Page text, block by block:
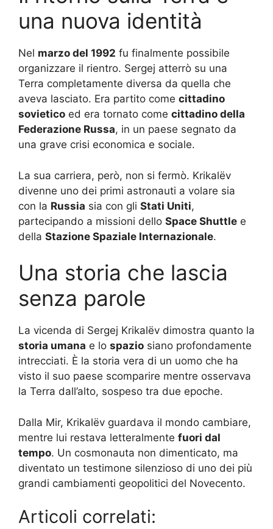
una nuova identità
Nel marzo del 1992 fu finalmente possibile
organizzare il rientro. Sergej atterrò su una
Terra completamente diversa da quella che
aveva lasciato. Era partito come cittadino
sovietico ed era tornato come cittadino della
Federazione Russa, in un paese segnato da
una grave crisi economica e sociale.
La sua carriera, però, non si fermò. Krikalëv
divenne uno dei primi astronauti a volare sia
con la Russia sia con gli Stati Uniti,
partecipando a missioni dello Space Shuttle e
della Stazione Spaziale Internazionale.
Una storia che lascia
senza parole
La vicenda di Sergej Krikalëv dimostra quanto la
storia umana e lo spazio siano profondamente
intrecciati. È la storia vera di un uomo che ha
visto il suo paese scomparire mentre osservava
la Terra dall’alto, sospeso tra due epoche.
Dalla Mir, Krikalëv guardava il mondo cambiare,
mentre lui restava letteralmente fuori dal
tempo. Un cosmonauta non dimenticato, ma
diventato un testimone silenzioso di uno dei più
grandi cambiamenti geopolitici del Novecento.
Articoli correlati: